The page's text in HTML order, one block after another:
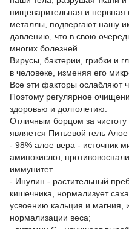
пищеварительная и нервная
металлы, подвергают нашу
давлению, что в свою
многих болезней.
Вирусы, бактерии, грибки и
в человеке, изменяя его
Все эти факторы ослабляют
Поэтому регулярное
здоровью и долголетию.
Отличным борцом за
является Питьевой гель
- 98% алое вера - источник
аминокислот,
иммунитет
- Инулин - растительный
кишечника, нормализует
усвоению кальция и магния,
нормализации веса;